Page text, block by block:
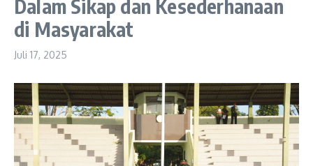
Dalam Sikap dan Kesederhanaan
di Masyarakat
Juli 17, 2025